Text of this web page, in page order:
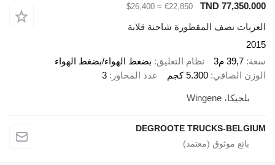
TND 77,350.000
€22,850
≈ $26,400
العربات نصف المقطورة شاحنة قلابة
2015
سعة 39,7 م3 نظام التعليق بضغط الهواء/بضغط الهواء
الوزن الصافي 5.300 كجم عدد المحاور 3
بلجيكا، Wingene
DEGROOTE TRUCKS-BELGIUM